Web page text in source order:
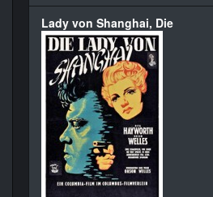
Lady von Shanghai, Die